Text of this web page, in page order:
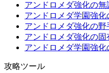
アンドロメダ強化の
アンドロメダ学園強
アンドロメダ強化の野
アンドロメダ強化の
アンドロメダ学園強化
攻略ツール